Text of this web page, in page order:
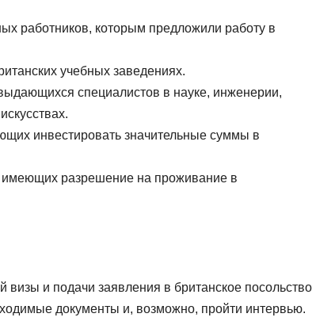
работников, которым предложили работу в
учебных заведениях.
специалистов в науке, инженерии,
инвестировать значительные суммы в
разрешение на проживание в
и подачи заявления в британское посольство
документы и, возможно, пройти интервью.